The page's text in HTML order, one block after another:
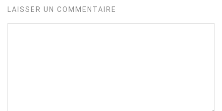
LAISSER UN COMMENTAIRE